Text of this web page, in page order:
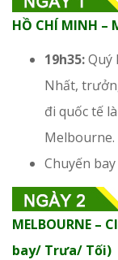
HỒ CHÍ MINH –
19h35:Quý
Nhất,
đi quốc tế
Melbourne.
Chuyến
MELBOURNE –
bay/ Trưa/ Tối)